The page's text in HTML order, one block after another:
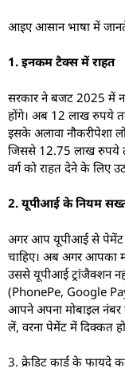
आइए आसान भाषा में
1. इनकम टैक्स में राहत
सरकार ने बजट 2025 में
होंगे। अब 12 लाख रुपये
इसके अलावा नौकरीपेशा
जिससे 12.75 लाख रुपये
वर्ग को राहत देने के लिए
2. यूपीआई के नियम
अगर आप यूपीआई से पेमेंट
चाहिए। अब अगर आपका
उससे यूपीआई ट्रांजैक्शन
(PhonePe, Google
आपने अपना मोबाइल
लें, वरना पेमेंट में दिक्कत
3. क्रेडिट कार्ड के फायदे